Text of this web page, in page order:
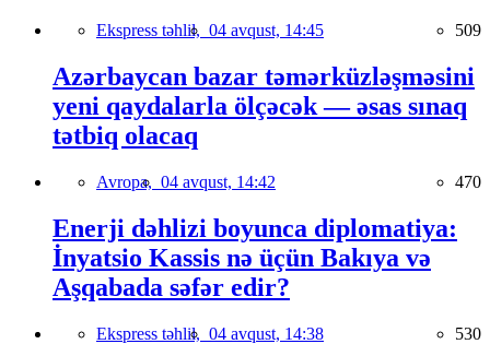
Ekspress təhlil, 04 avqust, 14:45 509
Azərbaycan bazar təmərküzləşməsini
yeni qaydalarla ölçəcək — əsas sınaq
tətbiq olacaq
Avropa, 04 avqust, 14:42 470
Enerji dəhlizi boyunca diplomatiya:
İnyatsio Kassis nə üçün Bakıya və
Aşqabada səfər edir?
Ekspress təhlil, 04 avqust, 14:38 530